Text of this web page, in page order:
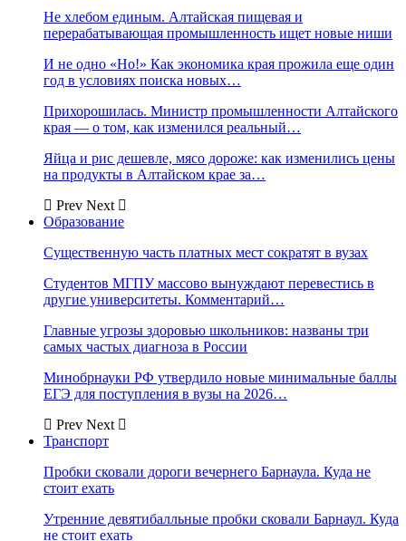
Не хлебом единым. Алтайская пищевая и
перерабатывающая промышленность ищет новые ниши
И не одно «Но!» Как экономика края прожила еще один
год в условиях поиска новых…
Прихорошилась. Министр промышленности Алтайского
края — о том, как изменился реальный…
Яйца и рис дешевле, мясо дороже: как изменились цены
на продукты в Алтайском крае за…
Prev Next
Образование
Существенную часть платных мест сократят в вузах
Студентов МГПУ массово вынуждают перевестись в
другие университеты. Комментарий…
Главные угрозы здоровью школьников: названы три
самых частых диагноза в России
Минобрнауки РФ утвердило новые минимальные баллы
ЕГЭ для поступления в вузы на 2026…
Prev Next
Транспорт
Пробки сковали дороги вечернего Барнаула. Куда не
стоит ехать
Утренние девятибалльные пробки сковали Барнаул. Куда
не стоит ехать